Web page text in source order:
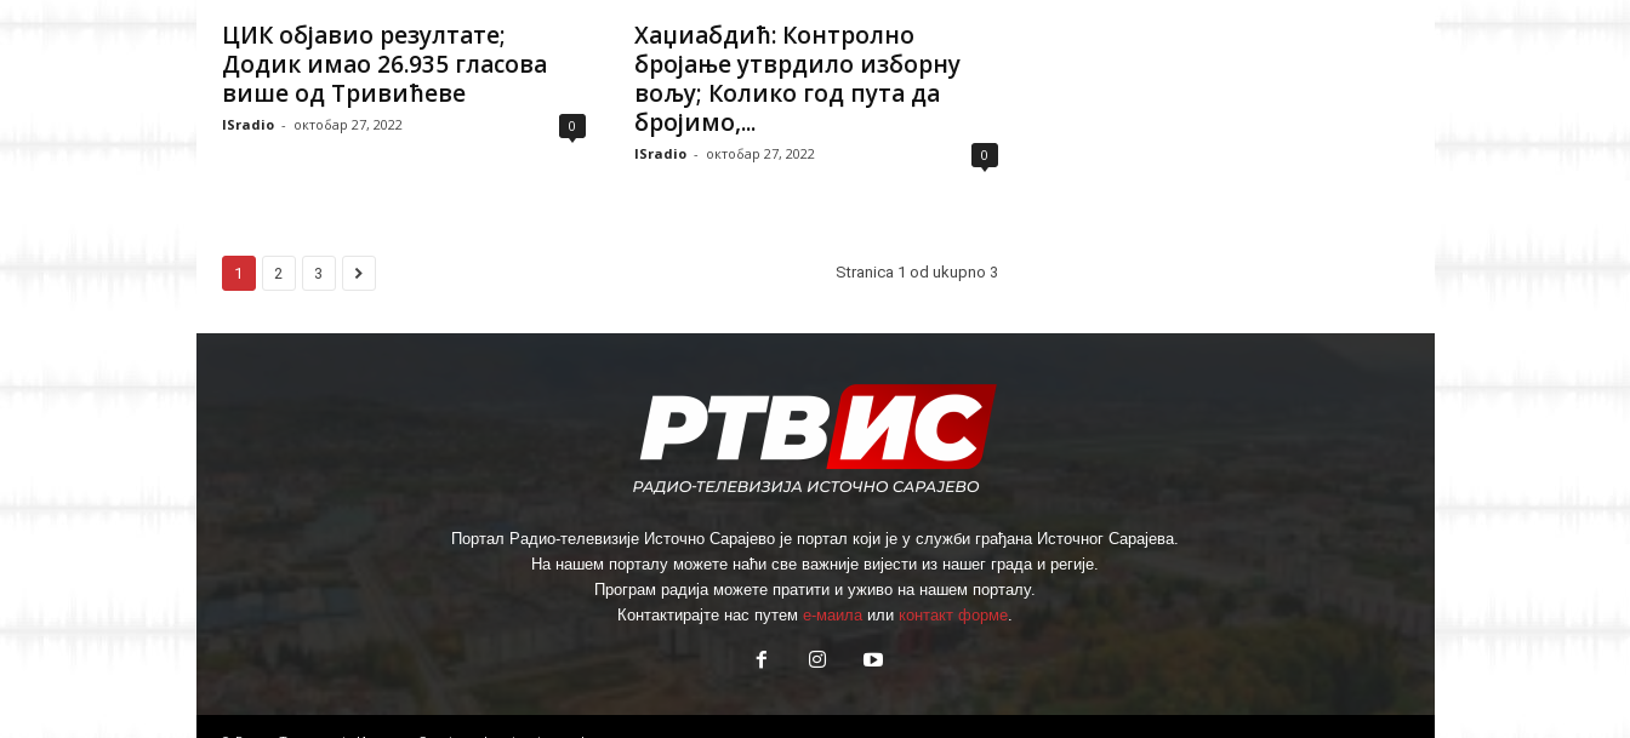
ЦИК објавио резултате;
Додик имао 26.935 гласова
више од Тривићеве
ISradio - октобар 27, 2022 0
Хаџиабдић: Контролно
бројање утврдило изборну
вољу; Колико год пута да
бројимо,...
ISradio - октобар 27, 2022 0
1 2 3 Stranica 1 od ukupno 3
Портал Радио-телевизије Источно Сарајево је портал који је у служби грађана Источног Сарајева.
На нашем порталу можете наћи све важније вијести из нашег града и регије.
Програм радија можете пратити и уживо на нашем порталу.
Контактирајте нас путем е-маилаили контакт форме.